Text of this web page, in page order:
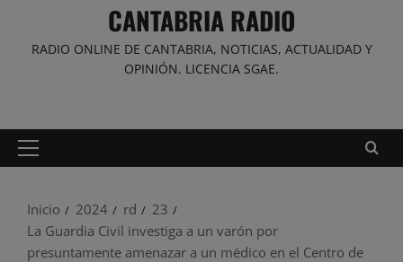
CANTABRIA RADIO
RADIO ONLINE DE CANTABRIA, NOTICIAS, ACTUALIDAD Y
OPINIÓN. LICENCIA SGAE.
Menú
Inicio
2024 rd
23
La Guardia Civil investiga a un varón por
presuntamente amenazar a un médico en el Centro de